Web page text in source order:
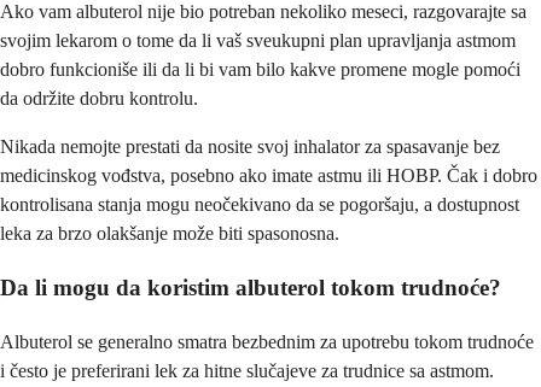
Ako vam albuterol nije bio potreban nekoliko meseci, razgovarajte sa
svojim lekarom o tome da li vaš sveukupni plan upravljanja astmom
dobro funkcioniše ili da li bi vam bilo kakve promene mogle pomoći
da održite dobru kontrolu.
Nikada nemojte prestati da nosite svoj inhalator za spasavanje bez
medicinskog vođstva, posebno ako imate astmu ili HOBP. Čak i dobro
kontrolisana stanja mogu neočekivano da se pogoršaju, a dostupnost
leka za brzo olakšanje može biti spasonosna.
Da li mogu da koristim albuterol tokom trudnoće?
Albuterol se generalno smatra bezbednim za upotrebu tokom trudnoće
i često je preferirani lek za hitne slučajeve za trudnice sa astmom.